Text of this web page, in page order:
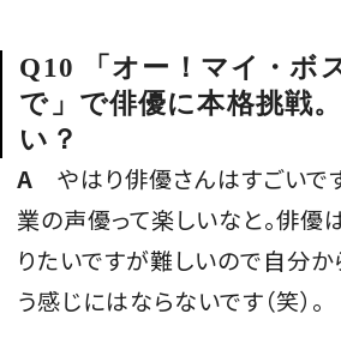
Q10 「オー！マイ・ボ
で」で俳優に本格挑戦
い？
A やはり俳優さんはすごいで
業の声優って楽しいなと。俳優
りたいですが難しいので自分か
う感じにはならないです（笑）。